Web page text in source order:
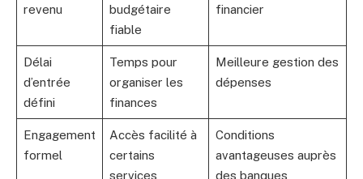
revenu
budgétaire
fiable
financier
Délai
d’entrée
défini
Temps pour
organiser les
finances
Meilleure gestion des
dépenses
Engagement
formel
Accès facilité à
certains
services
Conditions
avantageuses auprès
des banques